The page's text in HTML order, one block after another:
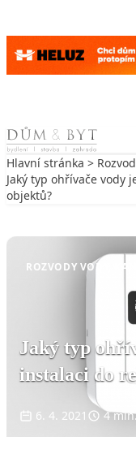
Skip to content
Hlavní stránka >
Jaký typ ohřívače vody
objektů?
ROZVODY VODY,
Jaký typ
instalaci do
6. 4. 2021 4